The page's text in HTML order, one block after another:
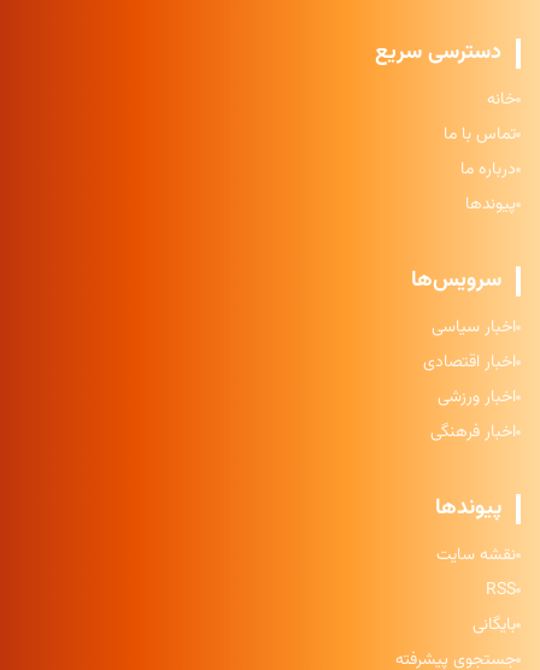
دسترسی سریع
خانه
تماس با ما
درباره ما
پیوندها
سرویس‌ها
اخبار سیاسی
اخبار اقتصادی
اخبار ورزشی
اخبار فرهنگی
پیوندها
نقشه سایت
RSS
بایگانی
جستجوی پیشرفته